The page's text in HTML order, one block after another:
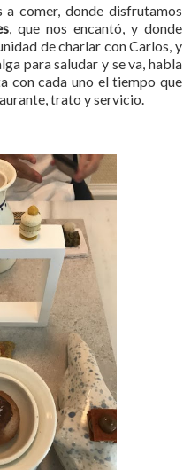
comer, donde disfrutamos
, que nos encantó, y donde
de charlar con Carlos, y
para saludar y se va, habla
con cada uno el tiempo que
trato y servicio.